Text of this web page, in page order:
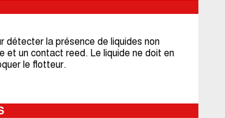
détecter la présence de liquides non
et un contact reed. Le liquide ne doit en
le flotteur.